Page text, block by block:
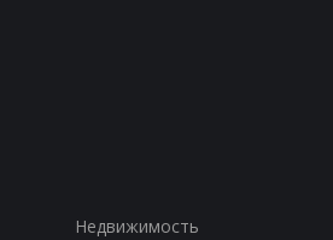
Недвижимость